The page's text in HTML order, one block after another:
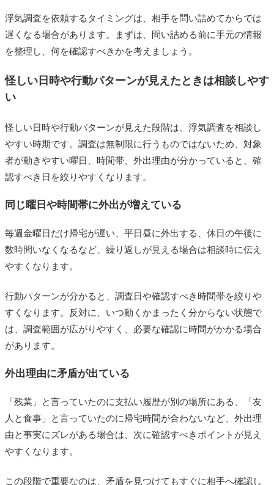
浮気調査を依頼するタイミングは、相手を問い詰めてからでは
遅くなる場合があります。まずは、問い詰める前に手元の情報
を整理し、何を確認すべきかを考えましょう。
怪しい日時や行動パターンが見えたときは相談しやす
い
怪しい日時や行動パターンが見えた段階は、浮気調査を相談し
やすい時期です。調査は無制限に行うものではないため、対象
者が動きやすい曜日、時間帯、外出理由が分かっていると、確
認すべき日を絞りやすくなります。
同じ曜日や時間帯に外出が増えている
毎週金曜日だけ帰宅が遅い、平日昼に外出する、休日の午後に
数時間いなくなるなど、繰り返しが見える場合は相談時に伝え
やすくなります。
行動パターンが分かると、調査日や確認すべき時間帯を絞りや
すくなります。反対に、いつ動くかまったく分からない状態で
は、調査範囲が広がりやすく、必要な確認に時間がかかる場合
があります。
外出理由に矛盾が出ている
「残業」と言っていたのに支払い履歴が別の場所にある、「友
人と食事」と言っていたのに帰宅時間が合わないなど、外出理
由と事実にズレがある場合は、次に確認すべきポイントが見え
やすくなります。
この段階で重要なのは、矛盾を見つけてもすぐに相手へ確認し